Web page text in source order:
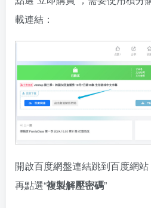
載連結：
開啟百度網盤連結跳到百度網站
再點選“複製解壓密碼”